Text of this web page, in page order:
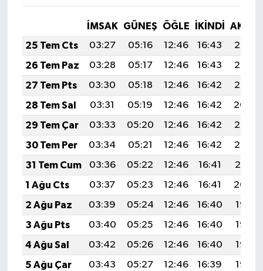
İMSAK GÜNEŞ ÖĞLE İKINDI
25 Tem Cts
03:27 05:16 12:46 16:43
20:07
26 Tem Paz
03:28 05:17 12:46 16:43
20:06
27 Tem Pts
03:30 05:18 12:46 16:42
20:05
28 Tem Sal
03:31 05:19 12:46 16:42
20:04
29 Tem Çar
03:33 05:20 12:46 16:42
20:03
30 Tem Per
03:34 05:21 12:46 16:42
20:02
31 Tem Cum
03:36 05:22 12:46 16:41
20:01
1 Ağu Cts
03:37 05:23 12:46 16:41
20:00
2 Ağu Paz
03:39 05:24 12:46 16:40
19:58
3 Ağu Pts
03:40 05:25 12:46 16:40
19:57
4 Ağu Sal
03:42 05:26 12:46 16:40
19:56
5 Ağu Çar
03:43 05:27 12:46 16:39
19:55